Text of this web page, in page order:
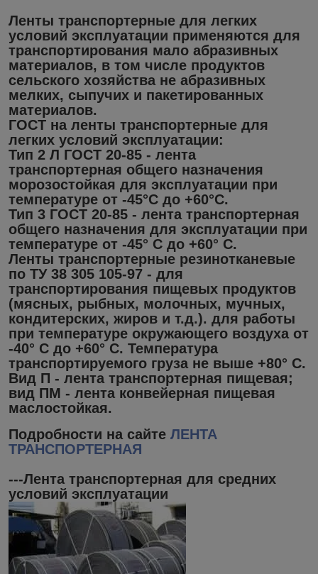
Ленты транспортерные для легких
условий эксплуатации применяются для
транспортирования мало абразивных
материалов, в том числе продуктов
сельского хозяйства не абразивных
мелких, сыпучих и пакетированных
материалов.
ГОСТ на ленты транспортерные для
легких условий эксплуатации:
Тип 2 Л ГОСТ 20-85 - лента
транспортерная общего назначения
морозостойкая для эксплуатации при
температуре от -45°С до +60°С.
Тип 3 ГОСТ 20-85 - лента транспортерная
общего назначения для эксплуатации при
температуре от -45° С до +60° С.
Ленты транспортерные резинотканевые
по ТУ 38 305 105-97 - для
транспортирования пищевых продуктов
(мясных, рыбных, молочных, мучных,
кондитерских, жиров и т.д.). для работы
при температуре окружающего воздуха от
-40° С до +60° С. Температура
транспортируемого груза не выше +80° С.
Вид П - лента транспортерная пищевая;
вид ПМ - лента конвейерная пищевая
маслостойкая.
Подробности на сайте ЛЕНТА
ТРАНСПОРТЕРНАЯ
---Лента транспортерная для средних
условий эксплуатации